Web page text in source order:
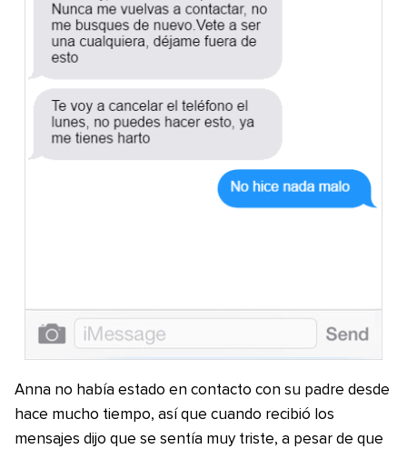
Anna no había estado en contacto con su padre desde
hace mucho tiempo, así que cuando recibió los
mensajes dijo que se sentía muy triste, a pesar de que